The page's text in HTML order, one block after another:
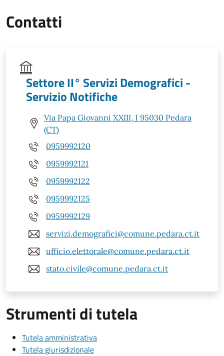
Contatti
Settore II° Servizi Demografici -
Servizio Notifiche
Via Papa Giovanni XXIII, 1 95030 Pedara
(CT)
0959992120
0959992121
0959992122
0959992125
0959992129
servizi.demografici@comune.pedara.ct.it
ufficio.elettorale@comune.pedara.ct.it
stato.civile@comune.pedara.ct.it
Strumenti di tutela
Tutela amministrativa
Tutela giurisdizionale